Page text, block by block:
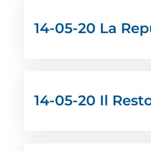
14-05-20 La
14-05-20 Il